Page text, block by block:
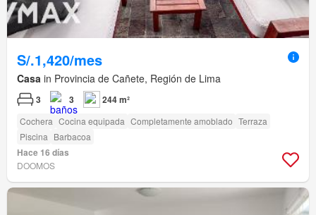
S/.1,420/mes
Casa in Provincia de Cañete, Región de Lima
3 3 244 m²
Cochera Cocina equipada Completamente amoblado Terraza
Piscina Barbacoa
Hace 16 días
DOOMOS